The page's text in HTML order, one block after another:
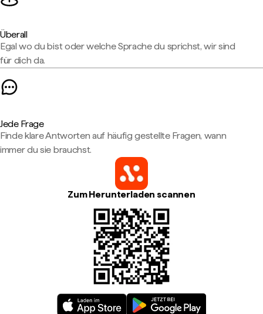
Überall
Egal wo du bist oder welche Sprache du sprichst, wir sind
für dich da.
Jede Frage
Finde klare Antworten auf häufig gestellte Fragen, wann
immer du sie brauchst.
Zum Herunterladen scannen